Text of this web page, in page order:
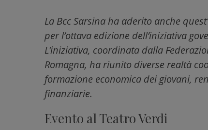
La Bcc Sarsina ha aderito anche
per l’ottava edizione dell’iniziativa
L’iniziativa, coordinata dalla
Romagna, ha riunito diverse realtà
formazione economica dei giovani,
finanziarie.
Evento al Teatro Verdi